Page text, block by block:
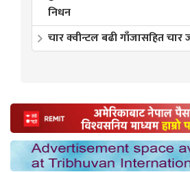
निधन
चार क्वीन्टल बढी गाँजासहित चार